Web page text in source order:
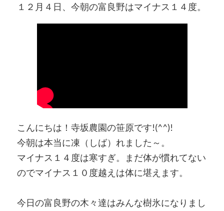
１２月４日、今朝の富良野はマイナス１４度。
こんにちは！寺坂農園の笹原です!(^^)!
今朝は本当に凍（しば）れました～。
マイナス１４度は寒すぎ。まだ体が慣れてない
のでマイナス１０度越えは体に堪えます。
今日の富良野の木々達はみんな樹氷になりまし